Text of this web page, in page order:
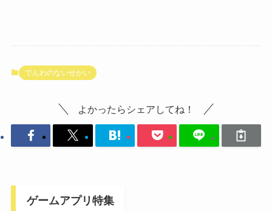
でんわのないせかい
よかったらシェアしてね！
ゲームアプリ特集